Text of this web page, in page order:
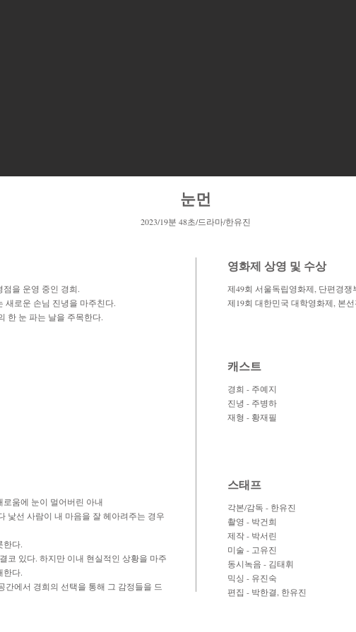
눈먼
2023/19분 48초/드라마/한유진
을 운영 중인 경희.
새로운 손님 진녕을 마주친다.
한 눈 파는 날을 주목한다.
움에 눈이 멀어버린 아내
낯선 사람이 내 마음을 잘 헤아려주는 경우
한다.
코 있다. 하지만 이내 현실적인 상황을 마주
한다.
간에서 경희의 선택을 통해 그 감정들을 드
영화제 상영 및 수상
제49회 서울독립영화제, 단편경쟁
제19회 대한민국 대학영화제, 본
캐스트
경희 - 주예지
진녕 - 주병하
재형 - 황재필
스태프
각본/감독 - 한유진
촬영 - 박건희
제작 - 박서린
미술 - 고유진
동시녹음 - 김태휘
믹싱 - 유진숙
편집 - 박한결, 한유진